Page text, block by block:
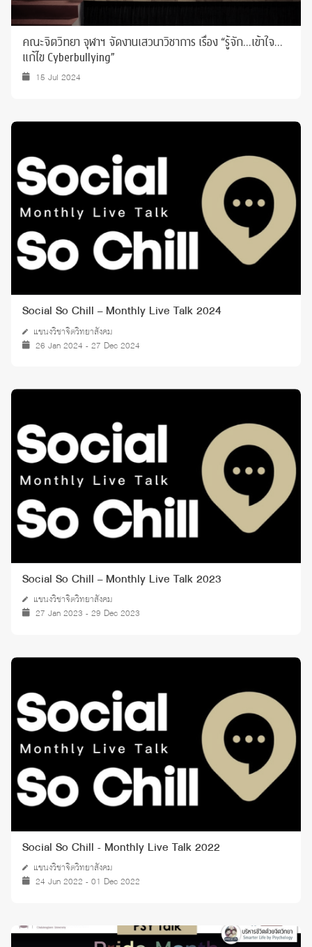
คณะจิตวิทยา จุฬาฯ จัดงานเสวนาวิชาการ เรื่อง “รู้จัก…เข้าใจ…
แก้ไข Cyberbullying”
15 Jul 2024
Social So Chill – Monthly Live Talk 2024
แขนงวิชาจิตวิทยาสังคม
26 Jan 2024 - 27 Dec 2024
Social So Chill – Monthly Live Talk 2023
แขนงวิชาจิตวิทยาสังคม
27 Jan 2023 - 29 Dec 2023
Social So Chill - Monthly Live Talk 2022
แขนงวิชาจิตวิทยาสังคม
24 Jun 2022 - 01 Dec 2022